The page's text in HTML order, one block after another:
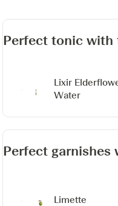
Perfect tonic with
Lixir
Water
Perfect garnishes
Limette